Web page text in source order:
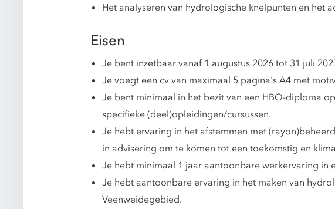
Het analyseren van hydrologische knelpunten en het
Eisen
Je bent inzetbaar vanaf 1 augustus 2026 tot 31 juli
Je voegt een cv van maximaal 5 pagina's A4 met
Je bent minimaal in het bezit van een HBO-diploma
specifieke (deel)opleidingen/cursussen.
Je hebt ervaring in het afstemmen met
in advisering om te komen tot een toekomstig en
Je hebt minimaal 1 jaar aantoonbare werkervaring in
Je hebt aantoonbare ervaring in het maken van
Veenweidegebied.